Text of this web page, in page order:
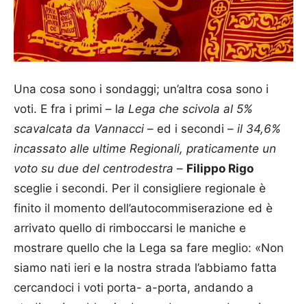
Una cosa sono i sondaggi; un’altra cosa sono i
voti. E fra i primi – la Lega che scivola al 5%
scavalcata da Vannacci – ed i secondi – il 34,6%
incassato alle ultime Regionali, praticamente un
voto su due del centrodestra – Filippo Rigo
sceglie i secondi. Per il consigliere regionale è
finito il momento dell’autocommiserazione ed è
arrivato quello di rimboccarsi le maniche e
mostrare quello che la Lega sa fare meglio: «Non
siamo nati ieri e la nostra strada l’abbiamo fatta
cercandoci i voti porta- a-porta, andando a